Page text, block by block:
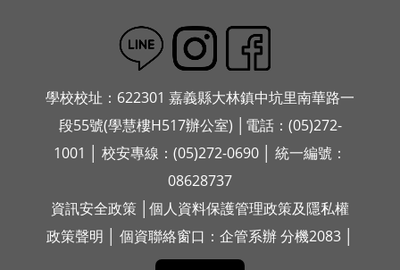
學校校址：622301 嘉義縣大林鎮中坑里南華路一
段55號(學慧樓H517辦公室) │電話：(05)272-
1001 │ 校安專線：(05)272-0690 │ 統一編號：
08628737
資訊安全政策
個人資料保護管理政策及隱私權
政策聲明 │ 個資聯絡窗口：企管系辦 分機2083 │